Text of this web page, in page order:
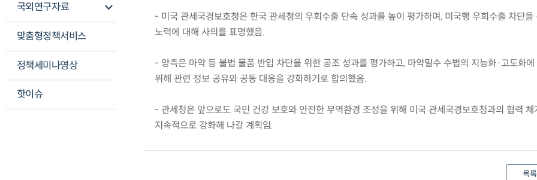
국외연구자료
맞춤형정책서비스
정책세미나영상
핫이슈
- 미국 관세국경보호청은 한국 관세청의 우회수출 단속 성과를 높이 평가하며, 미국행 우회수출 차단을
노력에 대해 사의를 표명했음.
- 양측은 마약 등 불법 물품 반입 차단을 위한 공조 성과를 평가하고, 마약밀수 수법의 지능화·고도화에
위해 관련 정보 공유와 공동 대응을 강화하기로 합의했음.
- 관세청은 앞으로도 국민 건강 보호와 안전한 무역환경 조성을 위해 미국 관세국경보호청과의 협력 체
지속적으로 강화해 나갈 계획임.
목록